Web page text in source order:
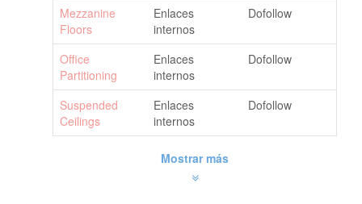
Mezzanine
Floors
Enlaces
internos
Dofollow
Office
Partitioning
Enlaces
internos
Dofollow
Suspended
Ceilings
Enlaces
internos
Dofollow
Mostrar más